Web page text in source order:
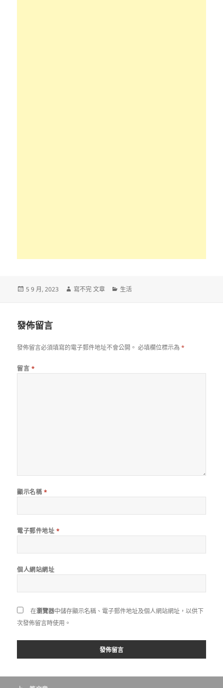
發
5 9 月, 2023
作
寫不完 文章
分
生活
發佈留言
發佈留言必須填寫的電子郵件地址不會公開。 必填欄位標示為*
留言 *
顯示名稱 *
電子郵件地址 *
個人網站網址
在瀏覽器中儲存顯示名稱、電子郵件地址及個人網站網址，以供下
次發佈留言時使用。